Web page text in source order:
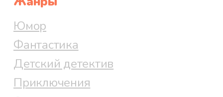
Юмор
Фантастика
Детский детектив
Приключения